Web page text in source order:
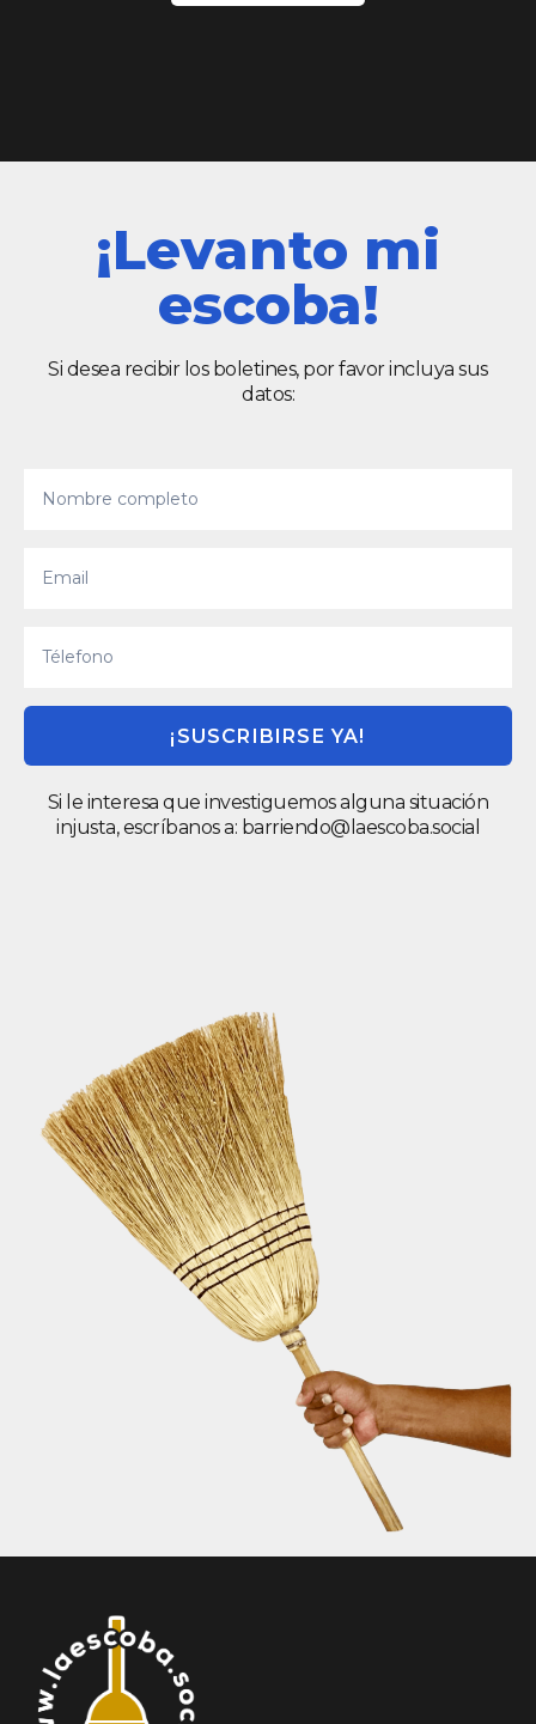
¡Levanto mi
escoba!
Si desea recibir los boletines, por favor incluya sus
datos:
¡SUSCRIBIRSE YA!
Si le interesa que investiguemos alguna situación
injusta, escríbanos a: barriendo@laescoba.social